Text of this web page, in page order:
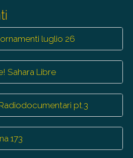
luglio 26
Sahara Libre
pt.3
173